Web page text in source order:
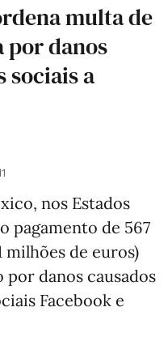
multa de
por danos
sociais a
nos Estados
pagamento de 567
milhões de euros)
danos causados
Facebook e